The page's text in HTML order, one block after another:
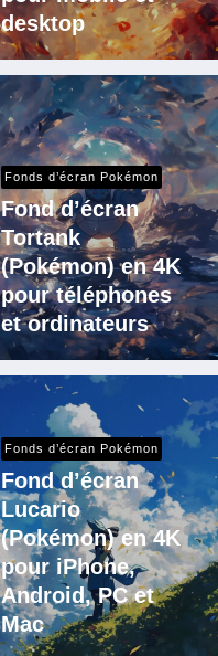
desktop
Fonds d’écran Pokémon
Fond d’écran
Tortank
(Pokémon) en 4K
pour téléphones
et ordinateurs
Fonds d’écran Pokémon
Fond d’écran
Lucario
(Pokémon) en 4K
pour iPhone,
Android, PC et
Mac